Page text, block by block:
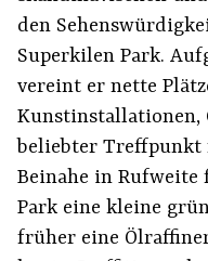
den
Superkilen Park.
vereint er nette
Kunstinstallationen,
beliebter Treffpunkt
Beinahe in Rufweite
Park eine kleine
früher eine